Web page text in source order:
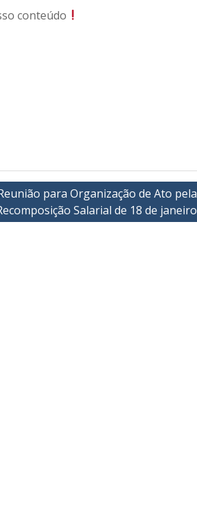
conteúdo
para Organização de Ato pela
Salarial de 18 de janeiro